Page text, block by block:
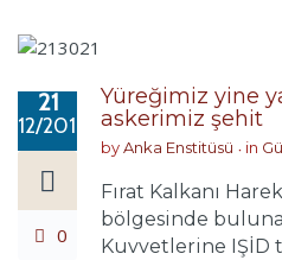
21
12/2016
0
Yüreğimiz yine
askerimiz şehit
byAnka Enstitüsü in
Fırat Kalkanı
bölgesinde
Kuvvetlerine IŞİD